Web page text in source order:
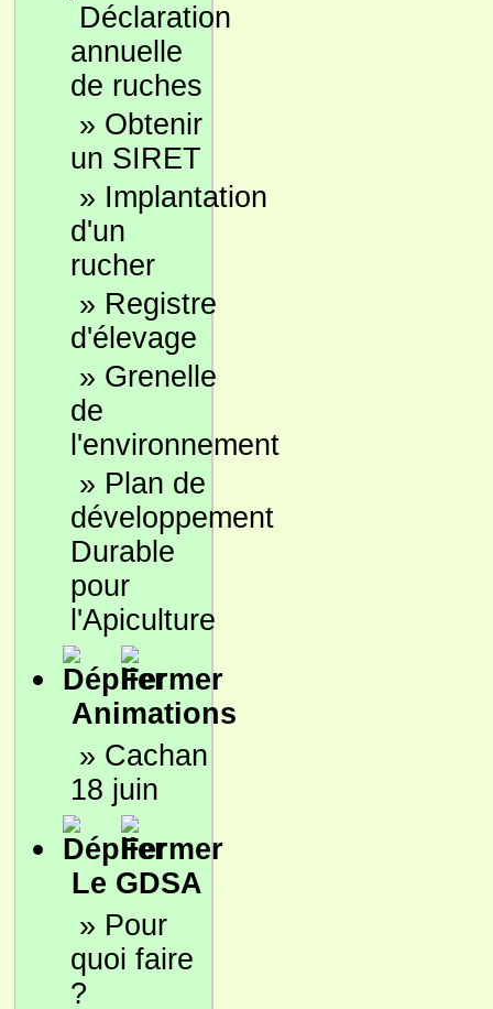
Déclaration
annuelle
de ruches
» Obtenir
un SIRET
» Implantation
d'un
rucher
» Registre
d'élevage
» Grenelle
de
l'environnement
» Plan de
développement
Durable
pour
l'Apiculture
Animations
» Cachan
18 juin
Le GDSA
» Pour
quoi faire
?